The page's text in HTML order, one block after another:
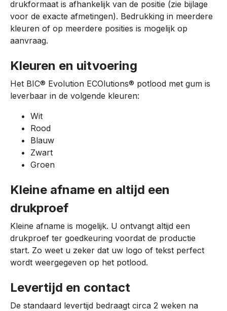
drukformaat is afhankelijk van de positie (zie bijlage
voor de exacte afmetingen). Bedrukking in meerdere
kleuren of op meerdere posities is mogelijk op
aanvraag.
Kleuren en uitvoering
Het BIC® Evolution ECOlutions® potlood met gum is
leverbaar in de volgende kleuren:
Wit
Rood
Blauw
Zwart
Groen
Kleine afname en altijd een
drukproef
Kleine afname is mogelijk. U ontvangt altijd een
drukproef ter goedkeuring voordat de productie
start. Zo weet u zeker dat uw logo of tekst perfect
wordt weergegeven op het potlood.
Levertijd en contact
De standaard levertijd bedraagt circa 2 weken na